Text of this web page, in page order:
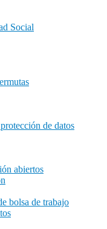
Social
de datos
abiertos
bolsa de trabajo